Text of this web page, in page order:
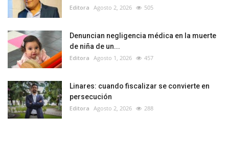
Editora Agosto 2, 2026 505
Denuncian negligencia médica en la muerte
de niña de un...
Editora Agosto 1, 2026 457
Linares: cuando fiscalizar se convierte en
persecución
Editora Agosto 2, 2026 288